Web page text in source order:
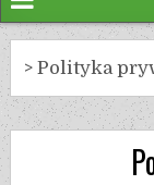
>Polityka